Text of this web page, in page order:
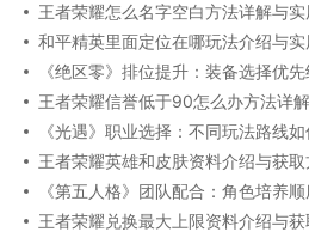
王者荣耀怎么名字空白方法详解与实
和平精英里面定位在哪玩法介绍与
《绝区零》排位提升：装备选择优
王者荣耀信誉低于90怎么办方法详
《光遇》职业选择：不同玩法路线
王者荣耀英雄和皮肤资料介绍与获
《第五人格》团队配合：角色培养
王者荣耀兑换最大上限资料介绍与